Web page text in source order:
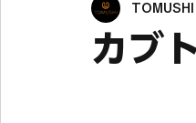
カブ
TOMUSHI